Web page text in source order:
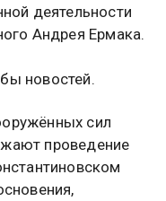
деятельности
Андрея Ермака.
новостей.
сил
проведение